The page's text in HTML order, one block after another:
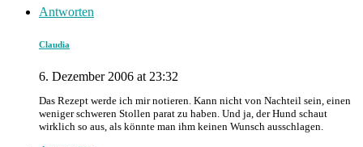
Antworten
Claudia
6. Dezember 2006 at 23:32
Das Rezept werde ich mir notieren. Kann nicht von Nachteil sein, einen
weniger schweren Stollen parat zu haben. Und ja, der Hund schaut
wirklich so aus, als könnte man ihm keinen Wunsch ausschlagen.